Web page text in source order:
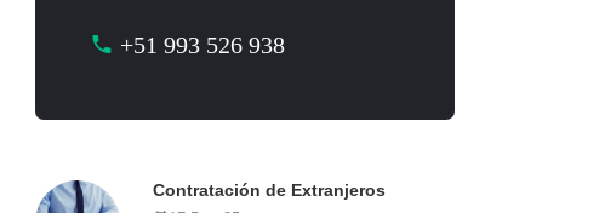
+51 993 526 938
Contratación de Extranjeros